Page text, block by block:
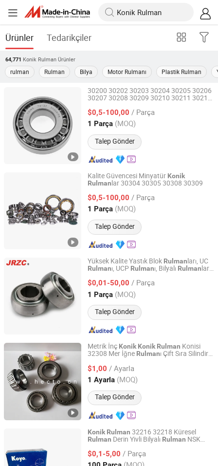
Ürünler Tedarikçiler
64,771 Konik Rulman Ürünler
rulman Rulman Bilya Motor Rulmanı Plastik Rulman
30200 30202 30203 30204 30205 30206
30207 30208 30209 30210 30211 30212
K28158 Düşük Fiyatlı Yüksek Kaliteli
Konik Rulman
$0,5-100,00 / Parça
1 Parça (MOQ)
Talep Gönder
Shanghai Luvivo Supply Chain Management Co., Ltd.
Shanghai, China Fiyat 2026
Kalite Güvencesi Minyatür Konik
Rulmanlar 30304 30305 30308 30309
$0,5-100,00 / Parça
1 Parça (MOQ)
Talep Gönder
Shanghai Luvivo Supply Chain Management Co., Ltd.
Shanghai, China Fiyat 2026
Yüksek Kalite Yastık Blok Rulmanları, UC
Rulmanı, UCP Rulmanı, Bilyalı Rulmanlar,
$0,01-50,00 / Parça
1 Parça (MOQ)
Talep Gönder
Changzhou Nanyi Bearing Co., Ltd.
Liaoning, China Fiyat 2025
Metrik İnç Konik Konik Rulman Konisi
32308 Mer İğne Rulmanı Çift Sıra Silindirik
$1,00 / Ayarla
1 Ayarla (MOQ)
Talep Gönder
CHANGZHOU HECTO IMP. & EXP. CO., LTD.
Jiangsu, China Fiyat 2016
Konik Rulman 32216 32218 Küresel
Rulman Derin Yivli Bilyalı Rulman NSK
$0,1-5,00 / Parça
Liaocheng Idas Bearing Co., Ltd.
Shandong, China Fiyat 2025